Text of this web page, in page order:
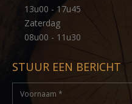
13u00 - 17u45
Zaterdag
08u00 - 11u30
STUUR EEN BERICHT